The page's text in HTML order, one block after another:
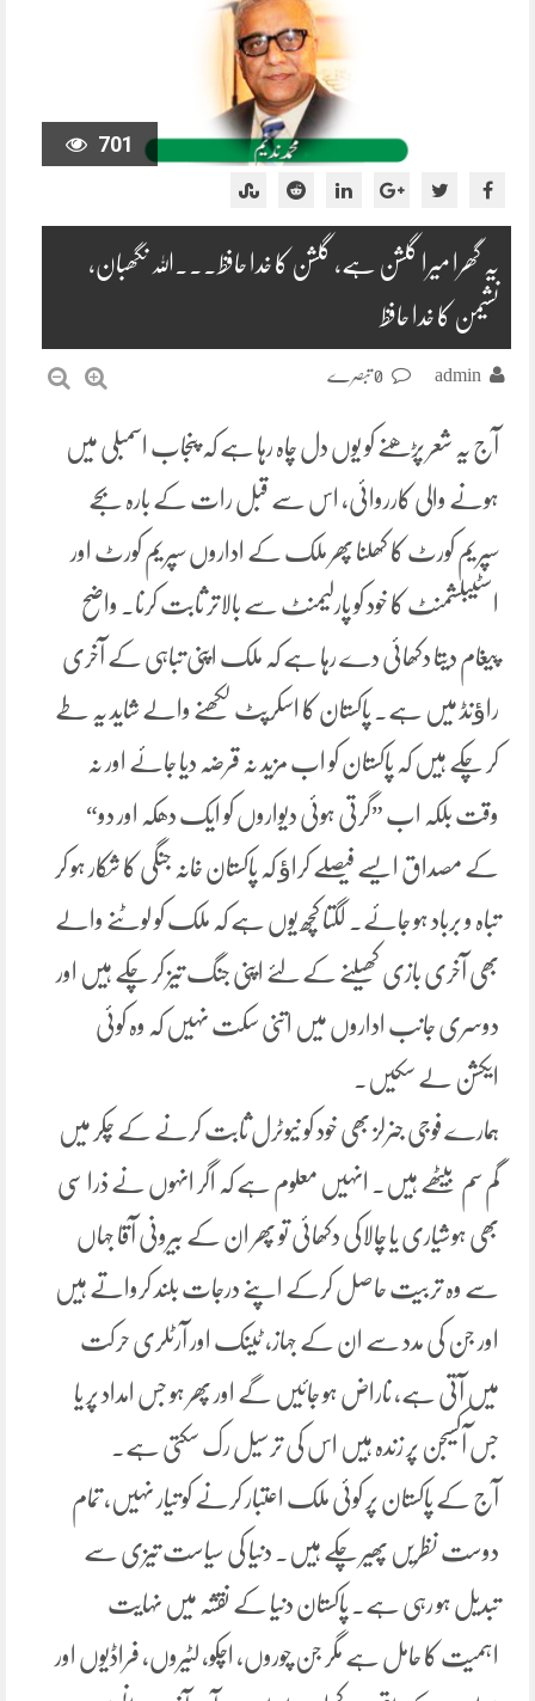
701
یہ گھرا میرا گلشن ہے، گلشن کا خدا حافظ۔۔۔اللہ نگھبان،
نشیمن کا خدا حافظ
admin
آج یہ شعر پڑھنے کو یوں دل چاہ رہا ہے کہ پنجاب اسمبلی میں
ہونے والی کارروائی، اس سے قبل رات کے بارہ بجے
سپریم کورٹ کا کھلنا پھر ملک کے اداروں سپریم کورٹ اور
اسٹیبلشمنٹ کا خود کو پارلیمنٹ سے بالاتر ثابت کرنا۔ واضح
پیغام دیتا دکھائی دے رہا ہے کہ ملک اپنی تباہی کے آخری
راﺅنڈ میں ہے۔ پاکستان کا اسکرپٹ لکھنے والے شاید یہ طے
کر چکے ہیں کہ پاکستان کو اب مزید نہ قرضہ دیا جائے اور نہ
وقت بلکہ اب ”گرتی ہوئی دیواروں کو ایک دھکہ اور دو“
کے مصداق ایسے فیصلے کراﺅ کہ پاکستان خانہ جنگی کا شکار ہو کر
تباہ و برباد ہو جائے۔ لگتا کچھ یوں ہے کہ ملک کو لوٹنے والے
بھی آخری بازی کھیلنے کے لئے اپنی جنگ تیز کر چکے ہیں اور
دوسری جانب اداروں میں اتنی سکت نہیں کہ وہ کوئی
ایکشن لے سکیں۔
ہمارے فوجی جنرلز بھی خود کو نیوٹرل ثابت کرنے کے چکر میں
گم سم بیٹھے ہیں۔ انہیں معلوم ہے کہ اگر انہوں نے ذرا سی
بھی ہوشیاری یا چالاکی دکھائی تو پھر ان کے بیرونی آقا جہاں
سے وہ تربیت حاصل کرکے اپنے درجات بلند کرواتے ہیں
اور جن کی مدد سے ان کے جہاز، ٹینک اور آرٹلری حرکت
میں آتی ہے، ناراض ہو جائیں گے اور پھر ہو جس امداد پر یا
جس آکسیجن پر زندہ ہیں اس کی ترسیل رک سکتی ہے۔
آج کے پاکستان پر کوئی ملک اعتبار کرنے کو تیار نہیں، تمام
دوست نظریں پھیر چکے ہیں۔ دنیا کی سیاست تیزی سے
تبدیل ہو رہی ہے۔ پاکستان دنیا کے نقشہ میں نہایت
اہمیت کا حامل ہے مگر جن چوروں، اچکو، لٹیروں، فراڈیوں اور